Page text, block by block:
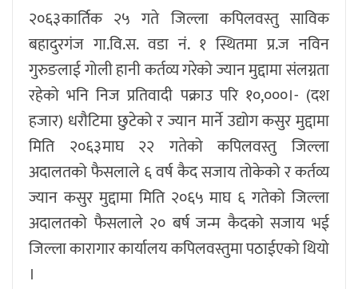
२०६३कार्तिक २५ गते जिल्ला कपिलवस्तु साविक
बहादुरगंज गा.वि.स. वडा नं. १ स्थितमा प्र.ज नविन
गुरुङलाई गोली हानी कर्तव्य गरेको ज्यान मुद्दामा संलग्नता
रहेको भनि निज प्रतिवादी पक्राउ परि १०,०००।- (दश
हजार) धरौटिमा छुटेको र ज्यान मार्ने उद्योग कसुर मुद्दामा
मिति २०६३माघ २२ गतेको कपिलवस्तु जिल्ला
अदालतको फैसलाले ६ वर्ष कैद सजाय तोकेको र कर्तव्य
ज्यान कसुर मुद्दामा मिति २०६५ माघ ६ गतेको जिल्ला
अदालतको फैसलाले २० बर्ष जन्म कैदको सजाय भई
जिल्ला कारागार कार्यालय कपिलवस्तुमा पठाईएको थियो
।